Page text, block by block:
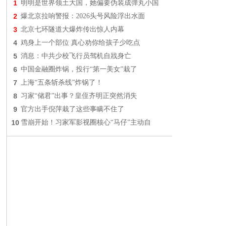
1 明明是世界领土大国，她偏要伪装成弹丸小国
2 爆北京拉响警报：2026头号风险浮出水面
3 北京七环隧道大爆炸传出惊人内幕
4 鸡身上一个部位 真心劝你给孩子少吃点
5 消息：中共少校飞行员驾机自戕身亡
6 中国金融圈炸锅，投行“第一美女”栽了
7 上海“五条斩杀线”炸锅了！
8 习家“储君”出事？皇侄齐明正突然消失
9 官方出手倪萍栽了这些事瞒不住了
10 雪崩开始！习家军影视圈核心“马仔”主动自